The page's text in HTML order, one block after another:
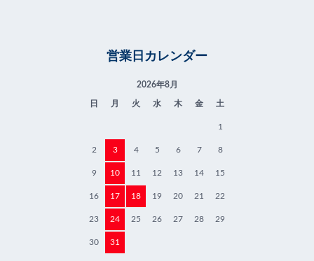
営業日カレンダー
2026年8月
日 月 火 水 木 金 土
1
2 3 4 5 6 7 8
9 10 11 12 13 14 15
16 17 18 19 20 21 22
23 24 25 26 27 28 29
30 31